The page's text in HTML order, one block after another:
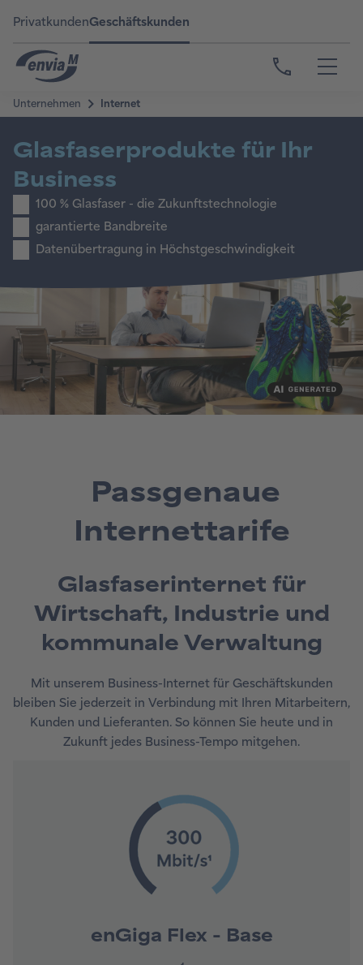
PrivatkundenGeschäftskunden
Passgenaue
Internettarife
Glasfaserinternet für
Wirtschaft, Industrie und
kommunale Verwaltung
Mit unserem Business-Internet für Geschäftskunden
bleiben Sie jederzeit in Verbindung mit Ihren Mitarbeitern,
Kunden und Lieferanten. So können Sie heute und in
Zukunft jedes Business-Tempo mitgehen.
enGiga Flex - Base